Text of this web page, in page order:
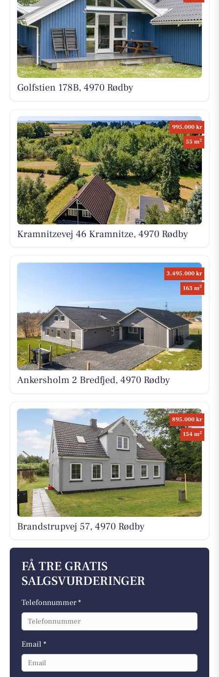
Golfstien 178B, 4970 Rødby
995.000 kr
55 m2
Kramnitzevej 46 Kramnitze, 4970 Rødby
3.495.000 kr
163 m2
Ankersholm 2 Bredfjed, 4970 Rødby
895.000 kr
154 m2
Brandstrupvej 57, 4970 Rødby
FÅ TRE GRATIS
SALGSVURDERINGER
Telefonnummer *
Email *